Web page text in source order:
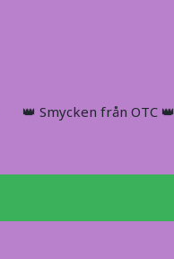
👑 Smycken från OTC 👑